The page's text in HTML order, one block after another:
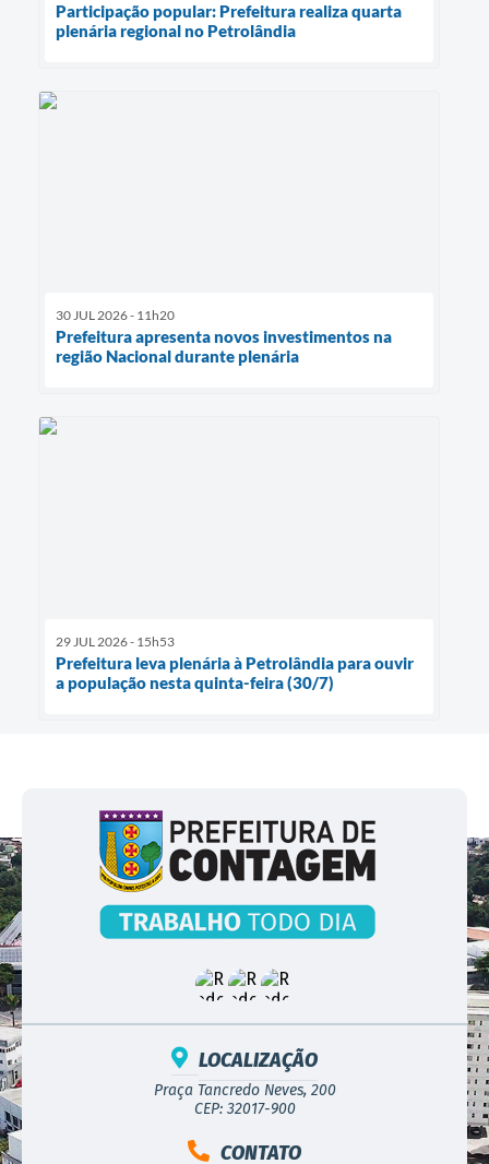
Participação popular: Prefeitura realiza quarta
plenária regional no Petrolândia
30 JUL 2026 - 11h20
Prefeitura apresenta novos investimentos na
região Nacional durante plenária
29 JUL 2026 - 15h53
Prefeitura leva plenária à Petrolândia para ouvir
a população nesta quinta-feira (30/7)
LOCALIZAÇÃO
Praça Tancredo Neves, 200
CEP: 32017-900
CONTATO